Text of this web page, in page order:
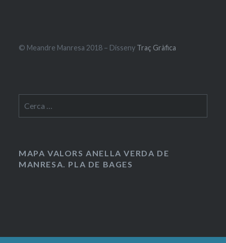
© Meandre Manresa 2018 – Disseny Traç Gràfica
MAPA VALORS ANELLA VERDA DE
MANRESA. PLA DE BAGES